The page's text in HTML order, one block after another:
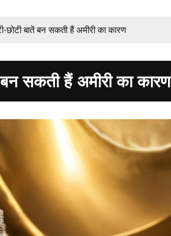
छोटी बातें बन सकती हैं अमीरी का कारण
सकती हैं अमीरी का कारण